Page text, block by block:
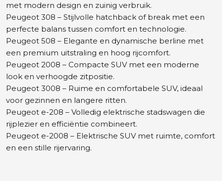
met modern design en zuinig verbruik.
Peugeot 308 – Stijlvolle hatchback of break met een
perfecte balans tussen comfort en technologie.
Peugeot 508 – Elegante en dynamische berline met
een premium uitstraling en hoog rijcomfort.
Peugeot 2008 – Compacte SUV met een moderne
look en verhoogde zitpositie.
Peugeot 3008 – Ruime en comfortabele SUV, ideaal
voor gezinnen en langere ritten.
Peugeot e-208 – Volledig elektrische stadswagen die
rijplezier en efficiëntie combineert.
Peugeot e-2008 – Elektrische SUV met ruimte, comfort
en een stille rijervaring.